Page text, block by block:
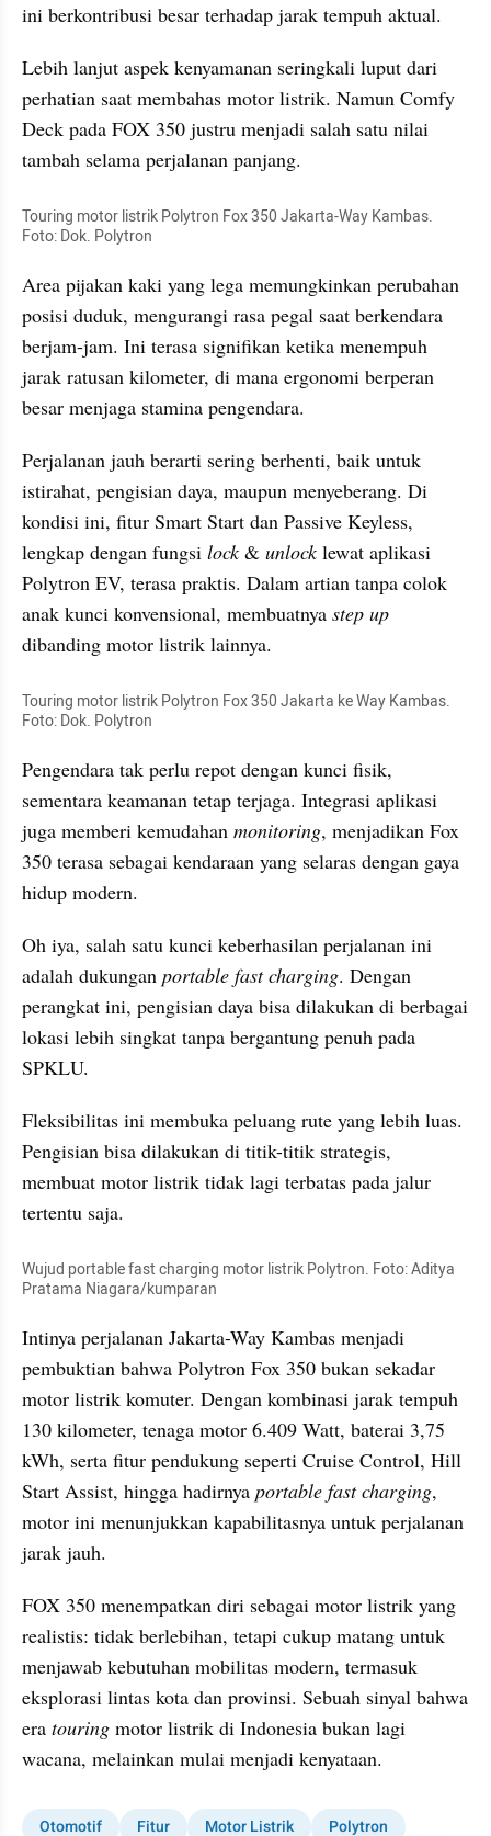
ini berkontribusi besar terhadap jarak tempuh aktual.
Lebih lanjut aspek kenyamanan seringkali luput dari
perhatian saat membahas motor listrik. Namun Comfy
Deck pada FOX 350 justru menjadi salah satu nilai
tambah selama perjalanan panjang.
Touring motor listrik Polytron Fox 350 Jakarta-Way Kambas.
Foto: Dok. Polytron
Area pijakan kaki yang lega memungkinkan perubahan
posisi duduk, mengurangi rasa pegal saat berkendara
berjam-jam. Ini terasa signifikan ketika menempuh
jarak ratusan kilometer, di mana ergonomi berperan
besar menjaga stamina pengendara.
Perjalanan jauh berarti sering berhenti, baik untuk
istirahat, pengisian daya, maupun menyeberang. Di
kondisi ini, fitur Smart Start dan Passive Keyless,
lengkap dengan fungsi lock & unlock lewat aplikasi
Polytron EV, terasa praktis. Dalam artian tanpa colok
anak kunci konvensional, membuatnya step up
dibanding motor listrik lainnya.
Touring motor listrik Polytron Fox 350 Jakarta ke Way Kambas.
Foto: Dok. Polytron
Pengendara tak perlu repot dengan kunci fisik,
sementara keamanan tetap terjaga. Integrasi aplikasi
juga memberi kemudahan monitoring, menjadikan Fox
350 terasa sebagai kendaraan yang selaras dengan gaya
hidup modern.
Oh iya, salah satu kunci keberhasilan perjalanan ini
adalah dukungan portable fast charging. Dengan
perangkat ini, pengisian daya bisa dilakukan di berbagai
lokasi lebih singkat tanpa bergantung penuh pada
SPKLU.
Fleksibilitas ini membuka peluang rute yang lebih luas.
Pengisian bisa dilakukan di titik-titik strategis,
membuat motor listrik tidak lagi terbatas pada jalur
tertentu saja.
Wujud portable fast charging motor listrik Polytron. Foto: Aditya
Pratama Niagara/kumparan
Intinya perjalanan Jakarta-Way Kambas menjadi
pembuktian bahwa Polytron Fox 350 bukan sekadar
motor listrik komuter. Dengan kombinasi jarak tempuh
130 kilometer, tenaga motor 6.409 Watt, baterai 3,75
kWh, serta fitur pendukung seperti Cruise Control, Hill
Start Assist, hingga hadirnya portable fast charging,
motor ini menunjukkan kapabilitasnya untuk perjalanan
jarak jauh.
FOX 350 menempatkan diri sebagai motor listrik yang
realistis: tidak berlebihan, tetapi cukup matang untuk
menjawab kebutuhan mobilitas modern, termasuk
eksplorasi lintas kota dan provinsi. Sebuah sinyal bahwa
era touring motor listrik di Indonesia bukan lagi
wacana, melainkan mulai menjadi kenyataan.
Otomotif Fitur Motor Listrik Polytron